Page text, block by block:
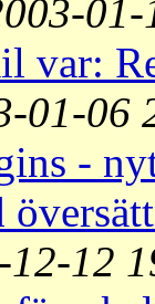
var:
01-06
-
12-12